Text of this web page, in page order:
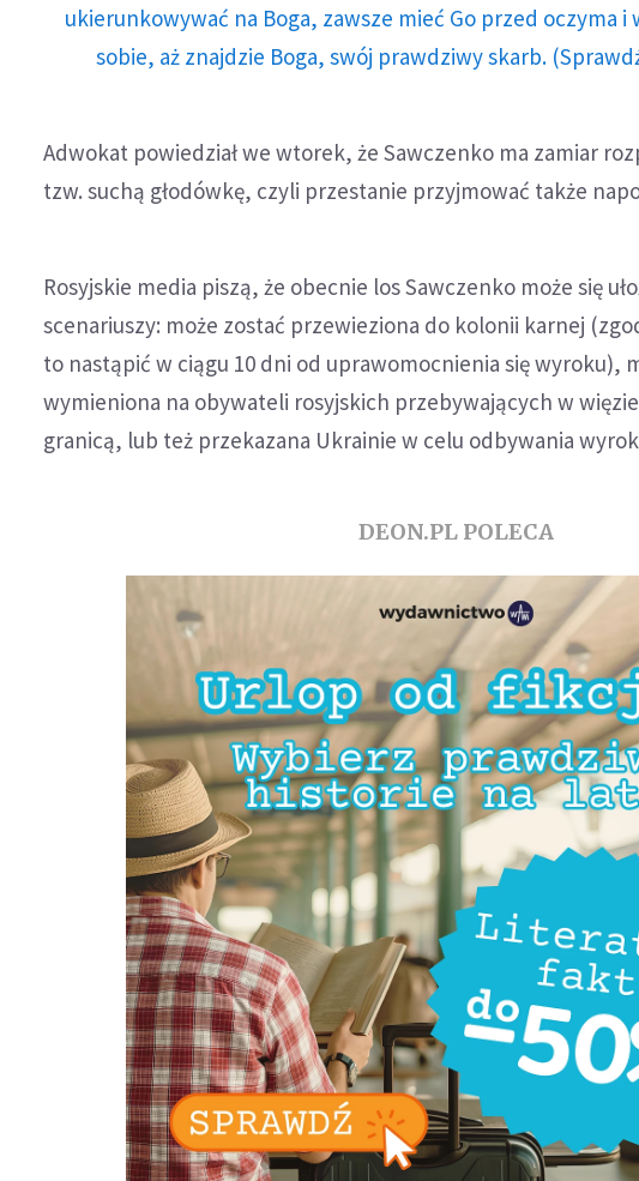
ukierunkowywać na Boga, zawsze mieć Go przed oczyma
sobie, aż znajdzie Boga, swój prawdziwy skarb.
Adwokat powiedział we wtorek, że Sawczenko ma zamiar
tzw. suchą głodówkę, czyli przestanie przyjmować także
Rosyjskie media piszą, że obecnie los Sawczenko może się
scenariuszy: może zostać przewieziona do kolonii karnej
to nastąpić w ciągu 10 dni od uprawomocnienia się wyroku),
wymieniona na obywateli rosyjskich przebywających w
granicą, lub też przekazana Ukrainie w celu odbywania
DEON.PL POLECA